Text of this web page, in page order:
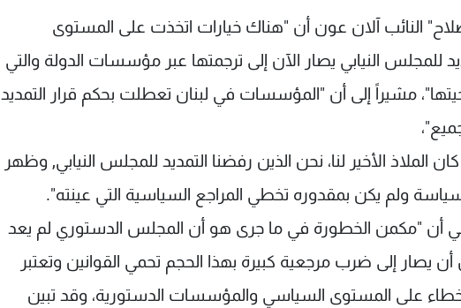
النائب آلان عون أن "هناك خيارات اتخذت على المستوى
للمجلس النيابي يصار الآن إلى ترجمتها عبر مؤسسات الدولة والتي
مشيراً إلى أن "المؤسسات في لبنان تعطلت بحكم قرار التمديد
الأخير لنا، نحن الذين رفضنا التمديد للمجلس النيابي, وظهر
ولم يكن بمقدوره تخطي المراجع السياسية التي عينته".
أن "مكمن الخطورة في ما جرى هو أن المجلس الدستوري لم يعد
يصار إلى ضرب مرجعية كبيرة بهذا الحجم تحمي القوانين وتعتبر
على المستوى السياسي والمؤسسات الدستورية، وقد تبين